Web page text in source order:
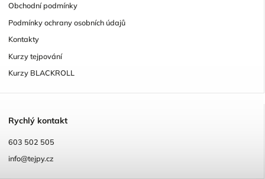
Obchodní podmínky
Podmínky ochrany osobních údajů
Kontakty
Kurzy tejpování
Kurzy BLACKROLL
Rychlý kontakt
603 502 505
info@tejpy.cz